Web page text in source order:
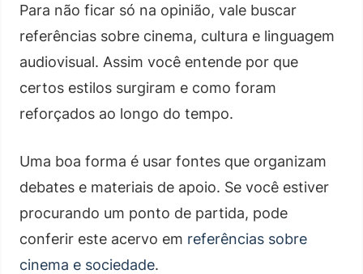
Para não ficar só na opinião, vale buscar
referências sobre cinema, cultura e linguagem
audiovisual. Assim você entende por que
certos estilos surgiram e como foram
reforçados ao longo do tempo.
Uma boa forma é usar fontes que organizam
debates e materiais de apoio. Se você estiver
procurando um ponto de partida, pode
conferir este acervo em referências sobre
cinema e sociedade.